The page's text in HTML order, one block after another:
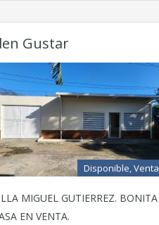
Gustar
Disponible, Venta
MIGUEL GUTIERREZ. BONITA
EN VENTA.